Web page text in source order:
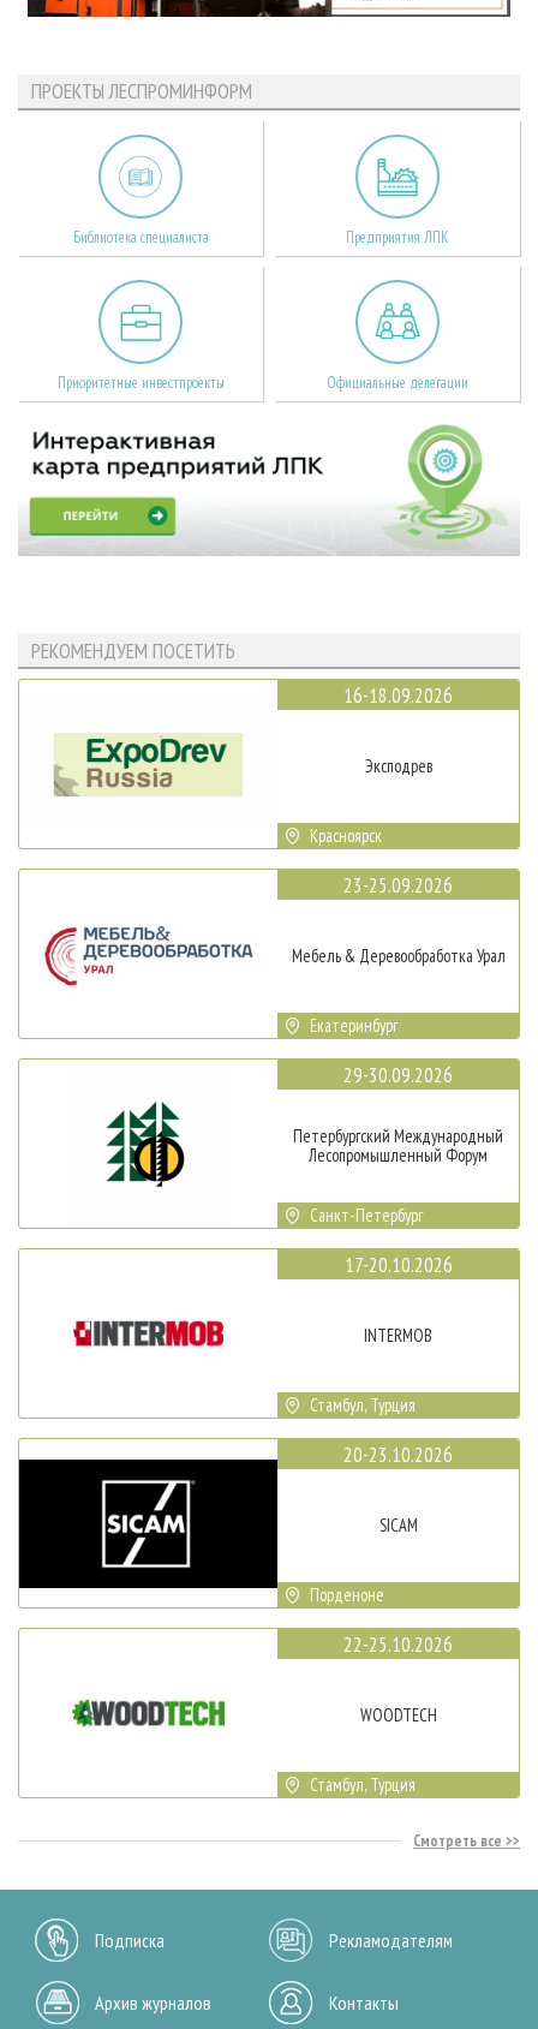
ПРОЕКТЫ ЛЕСПРОМИНФОРМ
Библиотека специалиста Предприятия ЛПК
Приоритетные инвестпроекты Официальные делегации
РЕКОМЕНДУЕМ ПОСЕТИТЬ
16-18.09.2026
Эксподрев
Красноярск
23-25.09.2026
Мебель & Деревообработка Урал
Екатеринбург
29-30.09.2026
Петербургский Международный
Лесопромышленный Форум
Санкт-Петербург
17-20.10.2026
INTERMOB
Стамбул, Турция
20-23.10.2026
SICAM
Порденоне
22-25.10.2026
WOODTECH
Стамбул, Турция
Смотреть все
Подписка Рекламодателям
Архив журналов Контакты